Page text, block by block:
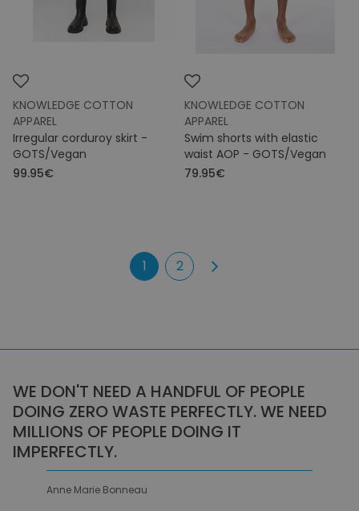
KNOWLEDGE COTTON
APPAREL
Irregular corduroy skirt -
GOTS/Vegan
99.95€
KNOWLEDGE COTTON
APPAREL
Swim shorts with elastic
waist AOP - GOTS/Vegan
79.95€
1 2
WE DON'T NEED A HANDFUL OF PEOPLE
DOING ZERO WASTE PERFECTLY. WE NEED
MILLIONS OF PEOPLE DOING IT
IMPERFECTLY.
Anne Marie Bonneau